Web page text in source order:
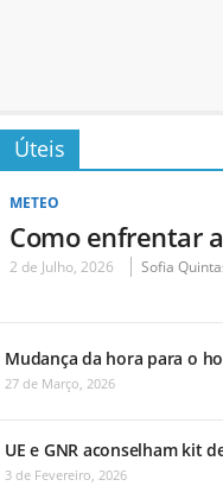
Úteis
METEO
Como enfrentar
2 de Julho, 2026 Sofia
Mudança da hora para o
27 de Março, 2026
UE e GNR aconselham kit
3 de Fevereiro, 2026